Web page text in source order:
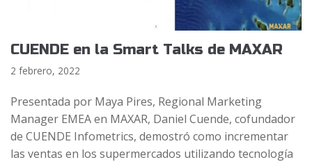
CUENDE en la Smart Talks de MAXAR
2 febrero, 2022
Presentada por Maya Pires, Regional Marketing
Manager EMEA en MAXAR, Daniel Cuende, cofundador
de CUENDE Infometrics, demostró como incrementar
las ventas en los supermercados utilizando tecnología